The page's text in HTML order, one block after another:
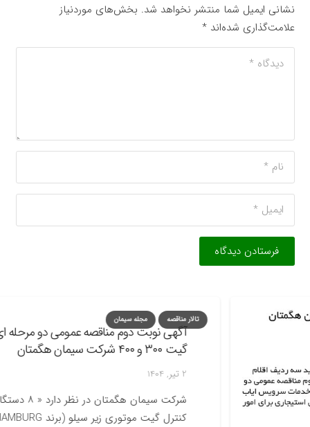
نشانی ایمیل شما منتشر نخواهد شد. بخش‌های موردنیاز
علامت‌گذاری شده‌اند*
فرستادن دیدگاه
مجله سیمان
آگهی نوبت دوم مناقصه عمومی دو مرحله ای خرید
شرکت سیمان هگمتان در نظر دارد « ۸ دستگاه فلو
کنترل گیت موتوری زیر سیلو (برند IBAU HAMBURG،